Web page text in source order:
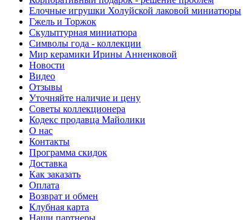
Елочные игрушки Холуйской лаковой миниатюры
Гжель и Торжок
Скульптурная миниатюра
Символы года - коллекции
Мир керамики Ирины Анненковой
Новости
Видео
Отзывы
Уточняйте наличие и цену
Советы коллекционера
Кодекс продавца Майолики
О нас
Контакты
Программа скидок
Доставка
Как заказать
Оплата
Возврат и обмен
Клубная карта
Наши партнеры